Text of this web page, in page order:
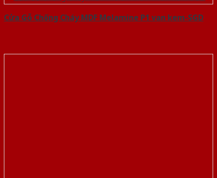
Cửa Gỗ Chống Cháy MDF Melamine P1 van kem-SGD